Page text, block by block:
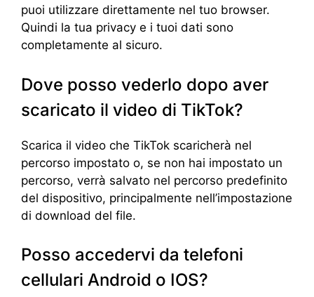
puoi utilizzare direttamente nel tuo browser.
Quindi la tua privacy e i tuoi dati sono
completamente al sicuro.
Dove posso vederlo dopo aver
scaricato il video di TikTok?
Scarica il video che TikTok scaricherà nel
percorso impostato o, se non hai impostato un
percorso, verrà salvato nel percorso predefinito
del dispositivo, principalmente nell’impostazione
di download del file.
Posso accedervi da telefoni
cellulari Android o IOS?